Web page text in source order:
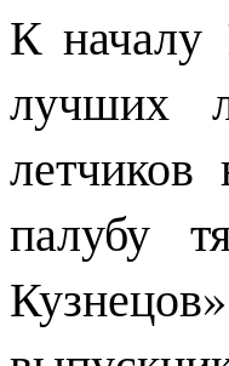
К началу
лучших
палубу